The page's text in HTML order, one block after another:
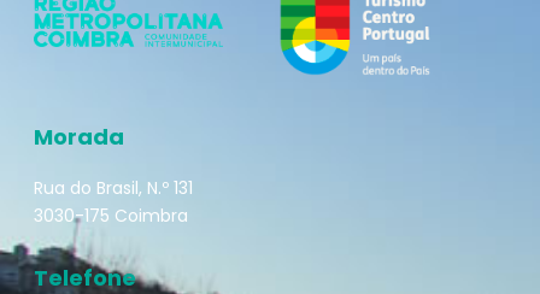
Morada
Rua do Brasil, N.º 131
3030-175 Coimbra
Telefone